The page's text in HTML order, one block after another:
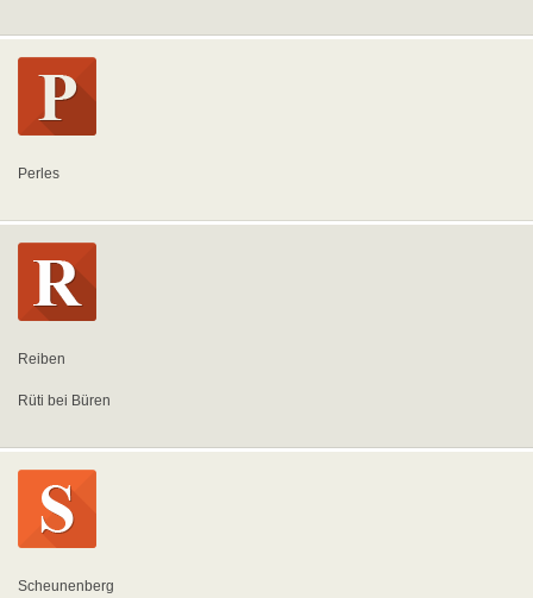
Perles
Reiben
Rüti bei Büren
Scheunenberg